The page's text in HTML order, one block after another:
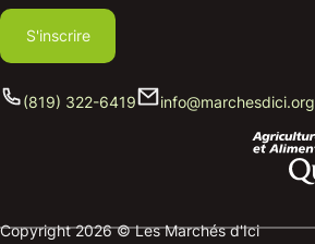
S'inscrire
(819) 322-6419 info@marchesdici.org
Copyright 2026 © Les Marchés d'Ici